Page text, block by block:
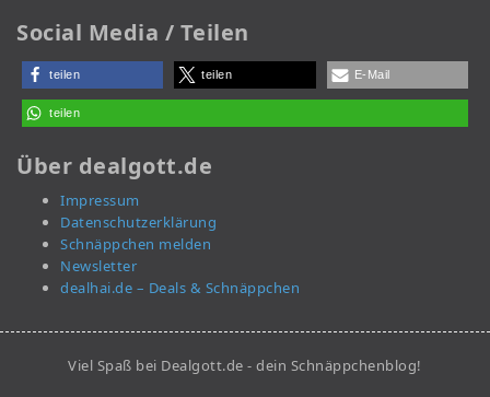
Social Media / Teilen
teilen teilen E-Mail
teilen
Über dealgott.de
Impressum
Datenschutzerklärung
Schnäppchen melden
Newsletter
dealhai.de – Deals & Schnäppchen
Viel Spaß bei Dealgott.de - dein Schnäppchenblog!